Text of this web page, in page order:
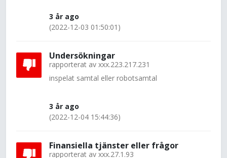
3 år ago
(2022-12-03 01:50:01)
Undersökningar
rapporterat av xxx.223.217.231
inspelat samtal eller robotsamtal
3 år ago
(2022-12-04 15:44:36)
Finansiella tjänster eller frågor
rapporterat av xxx.27.1.93